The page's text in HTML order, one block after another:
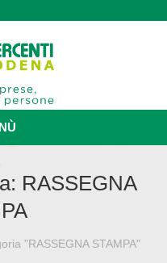
RASSEGNA
"RASSEGNA STAMPA"